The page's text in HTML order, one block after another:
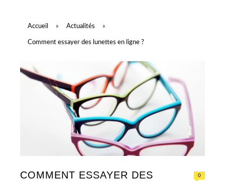
s
Accueil » Actualités »
Comment essayer des lunettes en ligne ?
COMMENT ESSAYER DES
0